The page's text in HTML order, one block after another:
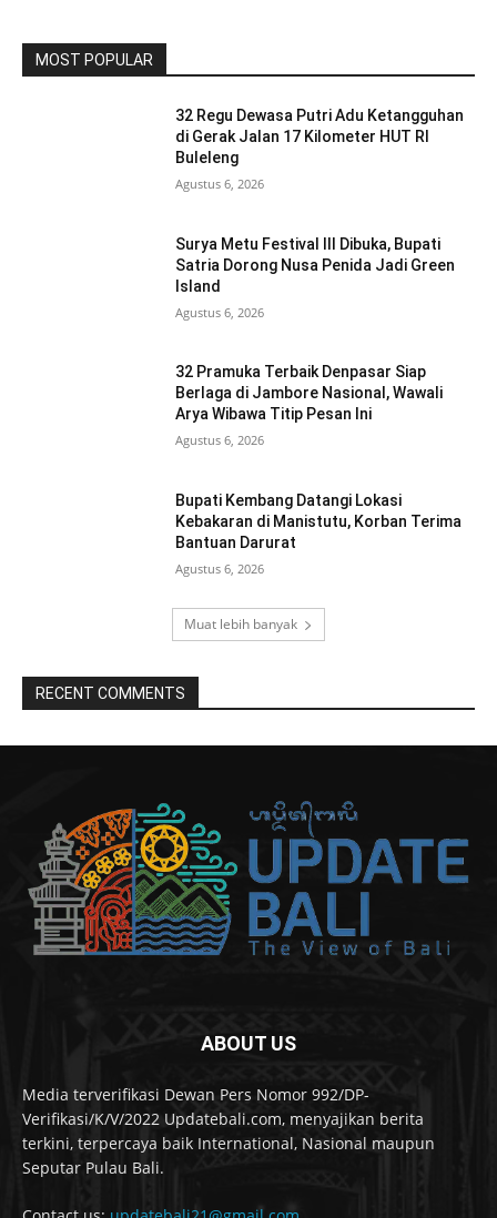
MOST POPULAR
32 Regu Dewasa Putri Adu Ketangguhan
di Gerak Jalan 17 Kilometer HUT RI
Buleleng
Agustus 6, 2026
Surya Metu Festival III Dibuka, Bupati
Satria Dorong Nusa Penida Jadi Green
Island
Agustus 6, 2026
32 Pramuka Terbaik Denpasar Siap
Berlaga di Jambore Nasional, Wawali
Arya Wibawa Titip Pesan Ini
Agustus 6, 2026
Bupati Kembang Datangi Lokasi
Kebakaran di Manistutu, Korban Terima
Bantuan Darurat
Agustus 6, 2026
Muat lebih banyak
RECENT COMMENTS
ABOUT US
Media terverifikasi Dewan Pers Nomor 992/DP-
Verifikasi/K/V/2022 Updatebali.com, menyajikan berita
terkini, terpercaya baik International, Nasional maupun
Seputar Pulau Bali.